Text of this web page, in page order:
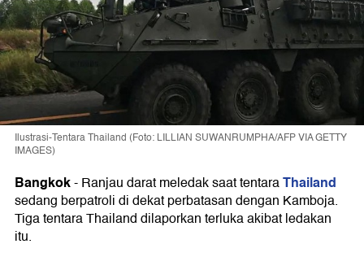
Ilustrasi-Tentara Thailand (Foto: LILLIAN SUWANRUMPHA/AFP VIA GETTY
IMAGES)
Bangkok-Ranjau darat meledak saat tentaraThailand
sedang berpatroli di dekat perbatasan dengan Kamboja.
Tiga tentara Thailand dilaporkan terluka akibat ledakan
itu.